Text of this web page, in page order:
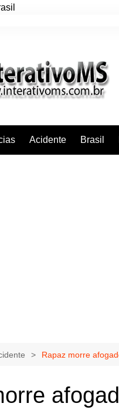
Acidente Brasil
Rapaz morre